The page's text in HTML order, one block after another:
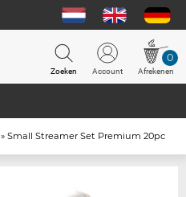
Zoeken Account Afrekenen
0
» Small Streamer Set Premium 20pc